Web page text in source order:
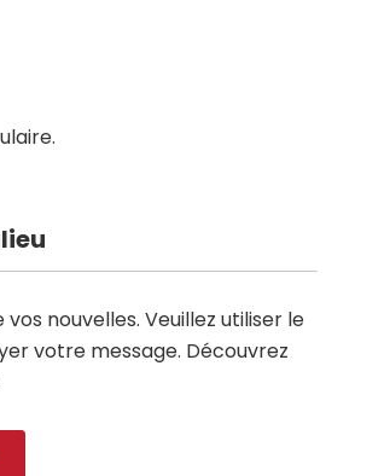
nouvelles. Veuillez utiliser le
votre message. Découvrez